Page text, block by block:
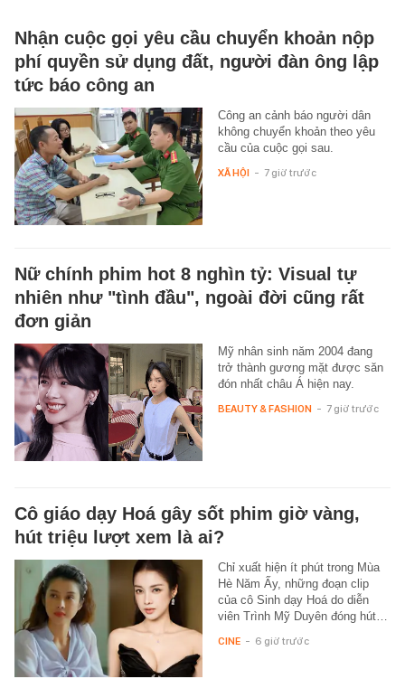
Nhận cuộc gọi yêu cầu chuyển khoản nộp
phí quyền sử dụng đất, người đàn ông lập
tức báo công an
Công an cảnh báo người dân
không chuyển khoản theo yêu
cầu của cuộc gọi sau.
XÃ HỘI - 7 giờ trước
Nữ chính phim hot 8 nghìn tỷ: Visual tự
nhiên như "tình đầu", ngoài đời cũng rất
đơn giản
Mỹ nhân sinh năm 2004 đang
trở thành gương mặt được săn
đón nhất châu Á hiện nay.
BEAUTY & FASHION - 7 giờ trước
Cô giáo dạy Hoá gây sốt phim giờ vàng,
hút triệu lượt xem là ai?
Chỉ xuất hiện ít phút trong Mùa
Hè Năm Ấy, những đoạn clip
của cô Sinh dạy Hoá do diễn
viên Trình Mỹ Duyên đóng hút…
CINE - 6 giờ trước